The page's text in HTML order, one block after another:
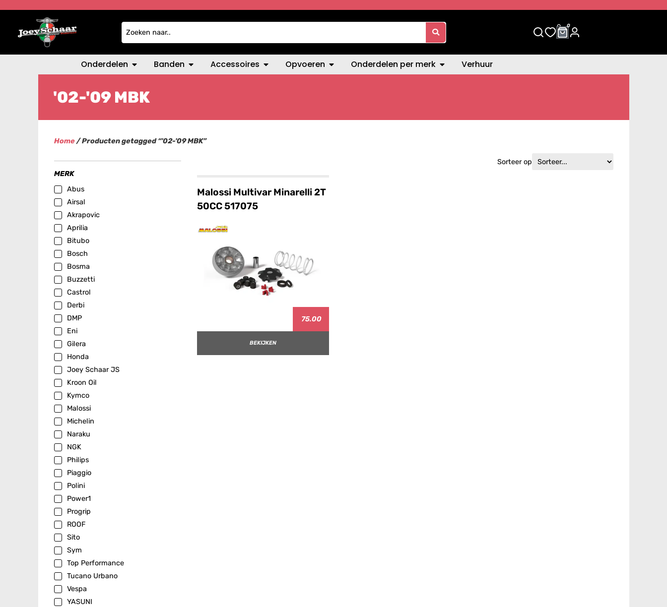
0 0
Onderdelen Banden Accessoires Opvoeren Onderdelen per merk Verhuur
'02-'09 MBK
Home/ Producten getagged “'02-'09 MBK”
MERK
Abus
Airsal
Akrapovic
Aprilia
Bitubo
Bosch
Bosma
Buzzetti
Castrol
Derbi
DMP
Eni
Gilera
Honda
Joey Schaar JS
Kroon Oil
Kymco
Malossi
Michelin
Naraku
NGK
Philips
Piaggio
Polini
Power1
Progrip
ROOF
Sito
Sym
Top Performance
Tucano Urbano
Vespa
YASUNI
Sorteer op
Malossi Multivar Minarelli 2T
50CC 517075
75.00
BEKIJKEN